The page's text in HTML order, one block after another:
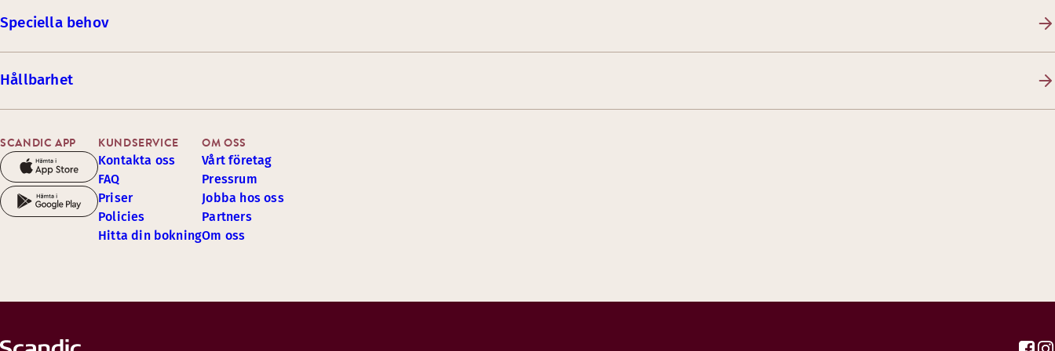
Speciella behov
Hållbarhet
SCANDIC APP KUNDSERVICE
Kontakta oss
FAQ
Priser
Policies
Hitta din bokning
OM OSS
Vårt företag
Pressrum
Jobba hos oss
Partners
Om oss